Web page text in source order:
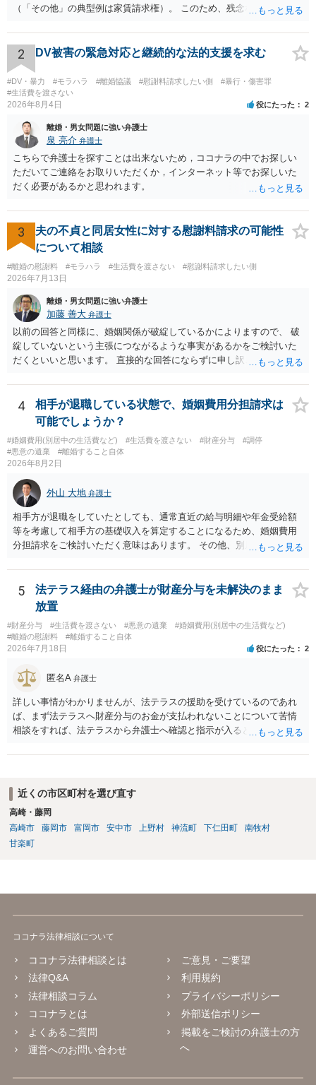
（「その他」の典型例は家賃請求権）。 このため、残念ながらお答え
のみが配当の対象です。
2 DV被害の緊急対応と継続的な法的支援を求む
#DV・暴力 #モラハラ #離婚協議 #慰謝料請求したい側
#暴行・傷害罪
#生活費を渡さない
2026年8月4日 役にたった 2
離婚・男女問題に強い弁護士
泉 亮介 弁護士
こちらで弁護士を探すことは出来ないため，ココナラの中でお探しい
ただいてご連絡をお取りいただくか，インターネット等でお探しいた
だく必要があるかと思われます。
3
夫の不貞と同居女性に対する慰謝料請求の可能性
について相談
#離婚の慰謝料 #モラハラ #生活費を渡さない #慰謝料請求したい側
2026年7月13日
離婚・男女問題に強い弁護士
加藤 善大 弁護士
以前の回答と同様に、婚姻関係が破綻しているかによりますので、 破
綻していないという主張につながるような事実があるかをご検討いた
だくといいと思います。 直接的な回答にならずに申し訳ございません
4
相手が退職している状態で、婚姻費用分担請求は
可能でしょうか？
#婚姻費用(別居中の生活費など) #生活費を渡さない #財産分与
#調停
#悪意の遺棄
#離婚すること自体
2026年8月2日
外山 大地 弁護士
相手方が退職をしていたとしても、通常直近の給与明細や年金受給額
等を考慮して相手方の基礎収入を算定することになるため、婚姻費用
分担請求をご検討いただく意味はあります。 その他、別居の経緯、質
て、ご検討いただくのが良いかと思います。
5
法テラス経由の弁護士が財産分与を未解決のまま
放置
#財産分与 #生活費を渡さない #悪意の遺棄
#婚姻費用(別居中の生活費など)
#離婚の慰謝料
#離婚すること自体
2026年7月18日 役にたった 2
匿名A 弁護士
詳しい事情がわかりませんが、法テラスの援助を受けているのであれ
ば、まず法テラスへ財産分与のお金が支払われないことについて苦情
相談をすれば、法テラスから弁護士へ確認と指示が入ると思います。
す。
近くの市区町村を選び直す
高崎・藤岡
高崎市
藤岡市 富岡市 安中市 上野村 神流町 下仁田町
南牧村
甘楽町
ココナラ法律相談について
ココナラ法律相談とは
法律Q&A
法律相談コラム
ココナラとは
よくあるご質問
運営へのお問い合わせ
ご意見・ご要望
利用規約
プライバシーポリシー
外部送信ポリシー
掲載をご検討の弁護士の方
へ